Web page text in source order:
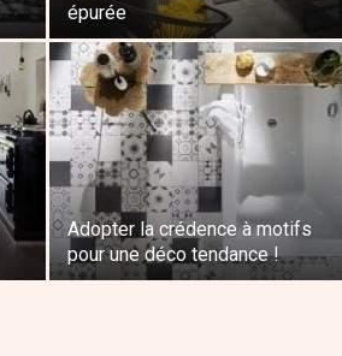
épurée
Adopter la crédence à motifs
pour une déco tendance !